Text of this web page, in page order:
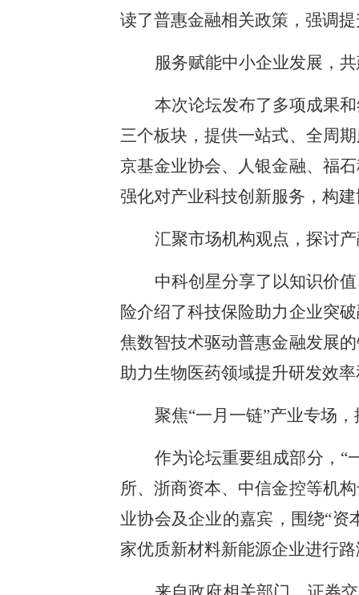
读了普惠金融相关政策，强调
服务赋能中小企业发展，
本次论坛发布了多项成果
三个板块，提供一站式、全周
京基金业协会、人银金融、福
强化对产业科技创新服务，构
汇聚市场机构观点，探讨
中科创星分享了以知识价
险介绍了科技保险助力企业突
焦数智技术驱动普惠金融发展
助力生物医药领域提升研发效
聚焦“一月一链”产业专场
作为论坛重要组成部分，
所、浙商资本、中信金控等机
业协会及企业的嘉宾，围绕“
家优质新材料新能源企业进行